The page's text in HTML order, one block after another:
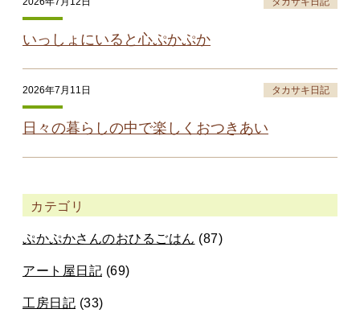
いっしょにいると心ぷかぷか
2026年7月11日 タカサキ日記
日々の暮らしの中で楽しくおつきあい
カテゴリ
ぷかぷかさんのおひるごはん (87)
アート屋日記 (69)
工房日記 (33)